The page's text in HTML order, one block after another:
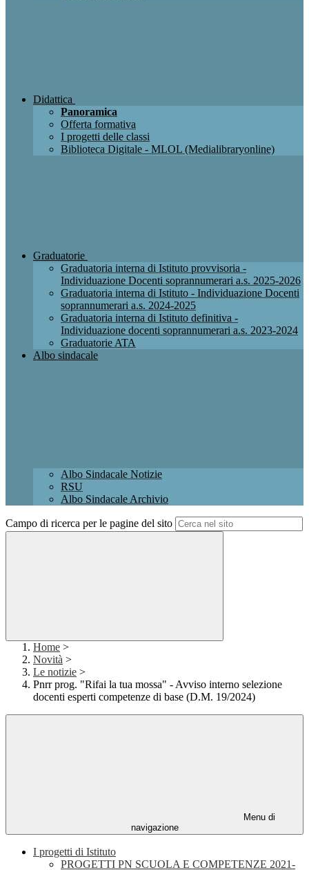
Didattica
Panoramica
Offerta formativa
I progetti delle classi
Biblioteca Digitale - MLOL (Medialibraryonline)
Graduatorie
Graduatoria interna di Istituto provvisoria -
Individuazione Docenti soprannumerari a.s. 2025-2026
Graduatoria interna di Istituto - Individuazione Docenti
soprannumerari a.s. 2024-2025
Graduatoria interna di Istituto definitiva -
Individuazione docenti soprannumerari a.s. 2023-2024
Graduatorie ATA
Albo sindacale
Albo Sindacale Notizie
RSU
Albo Sindacale Archivio
Campo di ricerca per le pagine del sito
Home >
Novità >
Le notizie >
Pnrr prog. "Rifai la tua mossa" - Avviso interno selezione
docenti esperti competenze di base (D.M. 19/2024)
Menu di
navigazione
I progetti di Istituto
PROGETTI PN SCUOLA E COMPETENZE 2021-